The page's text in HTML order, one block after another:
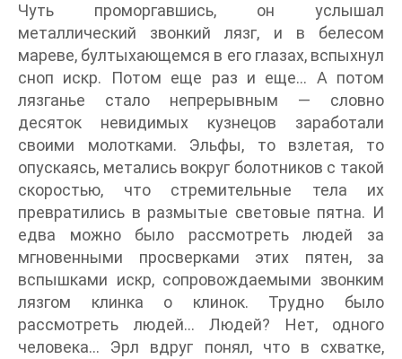
Чуть проморгавшись, он услышал
металлический звонкий лязг, и в белесом
мареве, бултыхающемся в его глазах, вспыхнул
сноп искр. Потом еще раз и еще… А потом
лязганье стало непрерывным — словно
десяток невидимых кузнецов заработали
своими молотками. Эльфы, то взлетая, то
опускаясь, метались вокруг болотников с такой
скоростью, что стремительные тела их
превратились в размытые световые пятна. И
едва можно было рассмотреть людей за
мгновенными просверками этих пятен, за
вспышками искр, сопровождаемыми звонким
лязгом клинка о клинок. Трудно было
рассмотреть людей… Людей? Нет, одного
человека… Эрл вдруг понял, что в схватке,